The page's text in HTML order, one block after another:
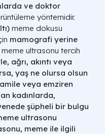
ve doktor
yöntemidir.
meme dokusu
mamografi yerine
meme ultrasonu tercih
ağrı, akıntı veya
yaş ne olursa olsun
veya emziren
kadınlarda,
şüpheli bir bulgu
ultrasonu
meme ile ilgili